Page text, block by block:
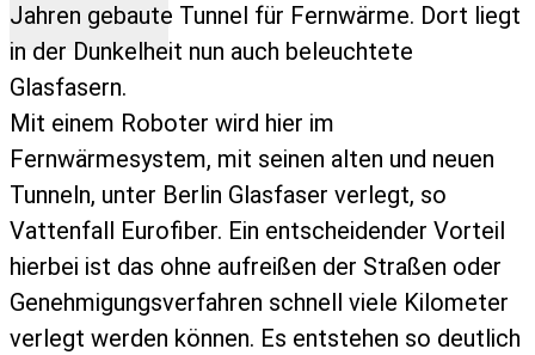
Jahren gebaute Tunnel für Fernwärme. Dort liegt
in der Dunkelheit nun auch beleuchtete
Glasfasern.
Mit einem Roboter wird hier im
Fernwärmesystem, mit seinen alten und neuen
Tunneln, unter Berlin Glasfaser verlegt, so
Vattenfall Eurofiber. Ein entscheidender Vorteil
hierbei ist das ohne aufreißen der Straßen oder
Genehmigungsverfahren schnell viele Kilometer
verlegt werden können. Es entstehen so deutlich